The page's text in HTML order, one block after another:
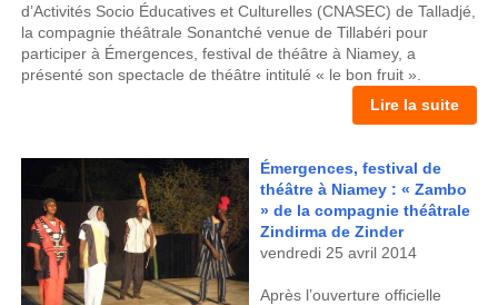
d’Activités Socio Éducatives et Culturelles (CNASEC) de Talladjé,
la compagnie théâtrale Sonantché venue de Tillabéri pour
participer à Émergences, festival de théâtre à Niamey, a
présenté son spectacle de théâtre intitulé « le bon fruit ».
Lire la suite
Émergences, festival de
théâtre à Niamey : « Zambo
» de la compagnie théâtrale
Zindirma de Zinder
vendredi 25 avril 2014
Après l’ouverture officielle